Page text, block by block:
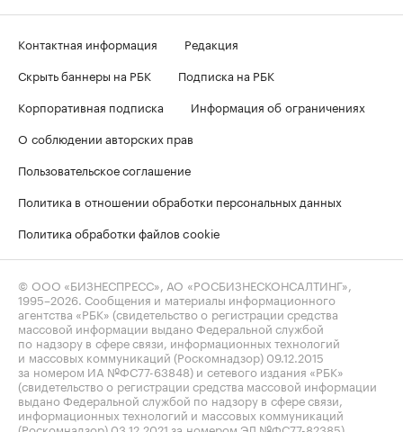
Контактная информация
Редакция
Скрыть баннеры на РБК
Подписка на РБК
Корпоративная подписка
Информация об ограничениях
О соблюдении авторских прав
Пользовательское соглашение
Политика в отношении обработки персональных данных
Политика обработки файлов cookie
© ООО «БИЗНЕСПРЕСС», АО «РОСБИЗНЕСКОНСАЛТИНГ»,
1995–2026 . Сообщения и материалы информационного
агентства «РБК» (свидетельство о регистрации средства
массовой информации выдано Федеральной службой
по надзору в сфере связи, информационных технологий
и массовых коммуникаций (Роскомнадзор) 09.12.2015
за номером ИА №ФС77-63848) и сетевого издания «РБК»
(свидетельство о регистрации средства массовой информации
выдано Федеральной службой по надзору в сфере связи,
информационных технологий и массовых коммуникаций
(Роскомнадзор) 03.12.2021 за номером ЭЛ №ФС77-82385)